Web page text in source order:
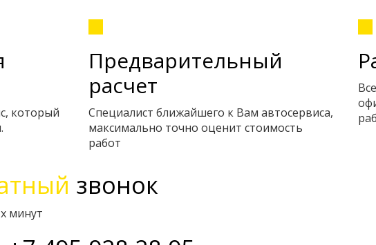
который
Предварительный
расчет
Специалист ближайшего к Вам автосервиса,
максимально точно оценит стоимость
работ
звонок
минут